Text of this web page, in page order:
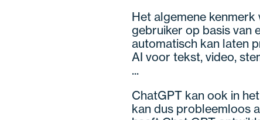
Het algemene kenmerk
gebruiker op basis van
automatisch kan laten
AI voor tekst, video,
...
ChatGPT kan ook in
kan dus probleemloos